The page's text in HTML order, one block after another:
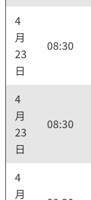
4
月
23
日
08:30
4
月
23
日
08:30
4
月